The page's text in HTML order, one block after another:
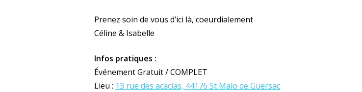
Prenez soin de vous d’ici là, coeurdialement
Céline & Isabelle
Infos pratiques :
Événement Gratuit / COMPLET
Lieu : 13 rue des acacias, 44176 St Malo de Guersac